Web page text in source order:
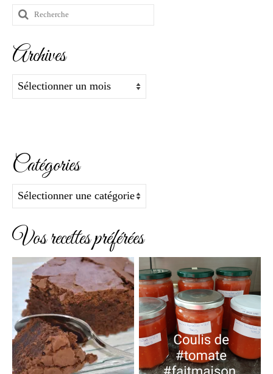
Rechercher
Archives
Archives
Catégories
Catégories
Vos recettes préférées